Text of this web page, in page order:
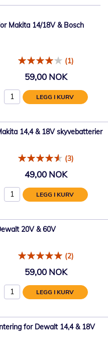
Makita 14/18V & Bosch
(1)
59,00 NOK
LEGG I KURV
14,4 & 18V skyvebatterier
(3)
49,00 NOK
LEGG I KURV
20V & 60V
(2)
59,00 NOK
LEGG I KURV
for Dewalt 14,4 & 18V